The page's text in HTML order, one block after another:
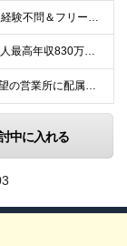
未経験歓迎！人柄重視/社会人経験不問＆フリーターもOK ■普通自動車免許（AT限定可）を取得して1年以上経過している方 ※前職・学歴・ブランク・転職回数などは一切不問です。 <2種免許取得代は全額
【半年間月給38万円保証／新人最高年収830万円／賞与年2回／給料控除を100%撤廃】 6ヶ月間、月給38万円保証＋歩合給＋賞与年2回（川崎／保土ヶ谷／戸塚） ◆保証額を超える売上時は上乗せした給与
＜神奈川全域で採用！／ご希望の営業所に配属＞◎転居を伴う転勤なし！◎U・Iターン歓迎！◎マイカー通勤OK（駐車場完備） 神奈川全域に6拠点（★希望の営業所に配属） ■本社：横浜市戸塚区名瀬町1152
中に入れる